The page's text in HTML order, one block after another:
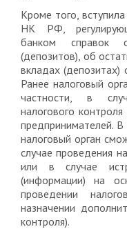
Кроме того,
НК РФ,
банком справок
(депозитов), об
вкладах (депозитах)
Ранее налоговый
частности, в
налогового
предпринимателей.
налоговый орган
случае проведения
или в случае
(информации) на
проведении
назначении
контроля).